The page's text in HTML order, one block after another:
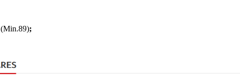
(Min.89);